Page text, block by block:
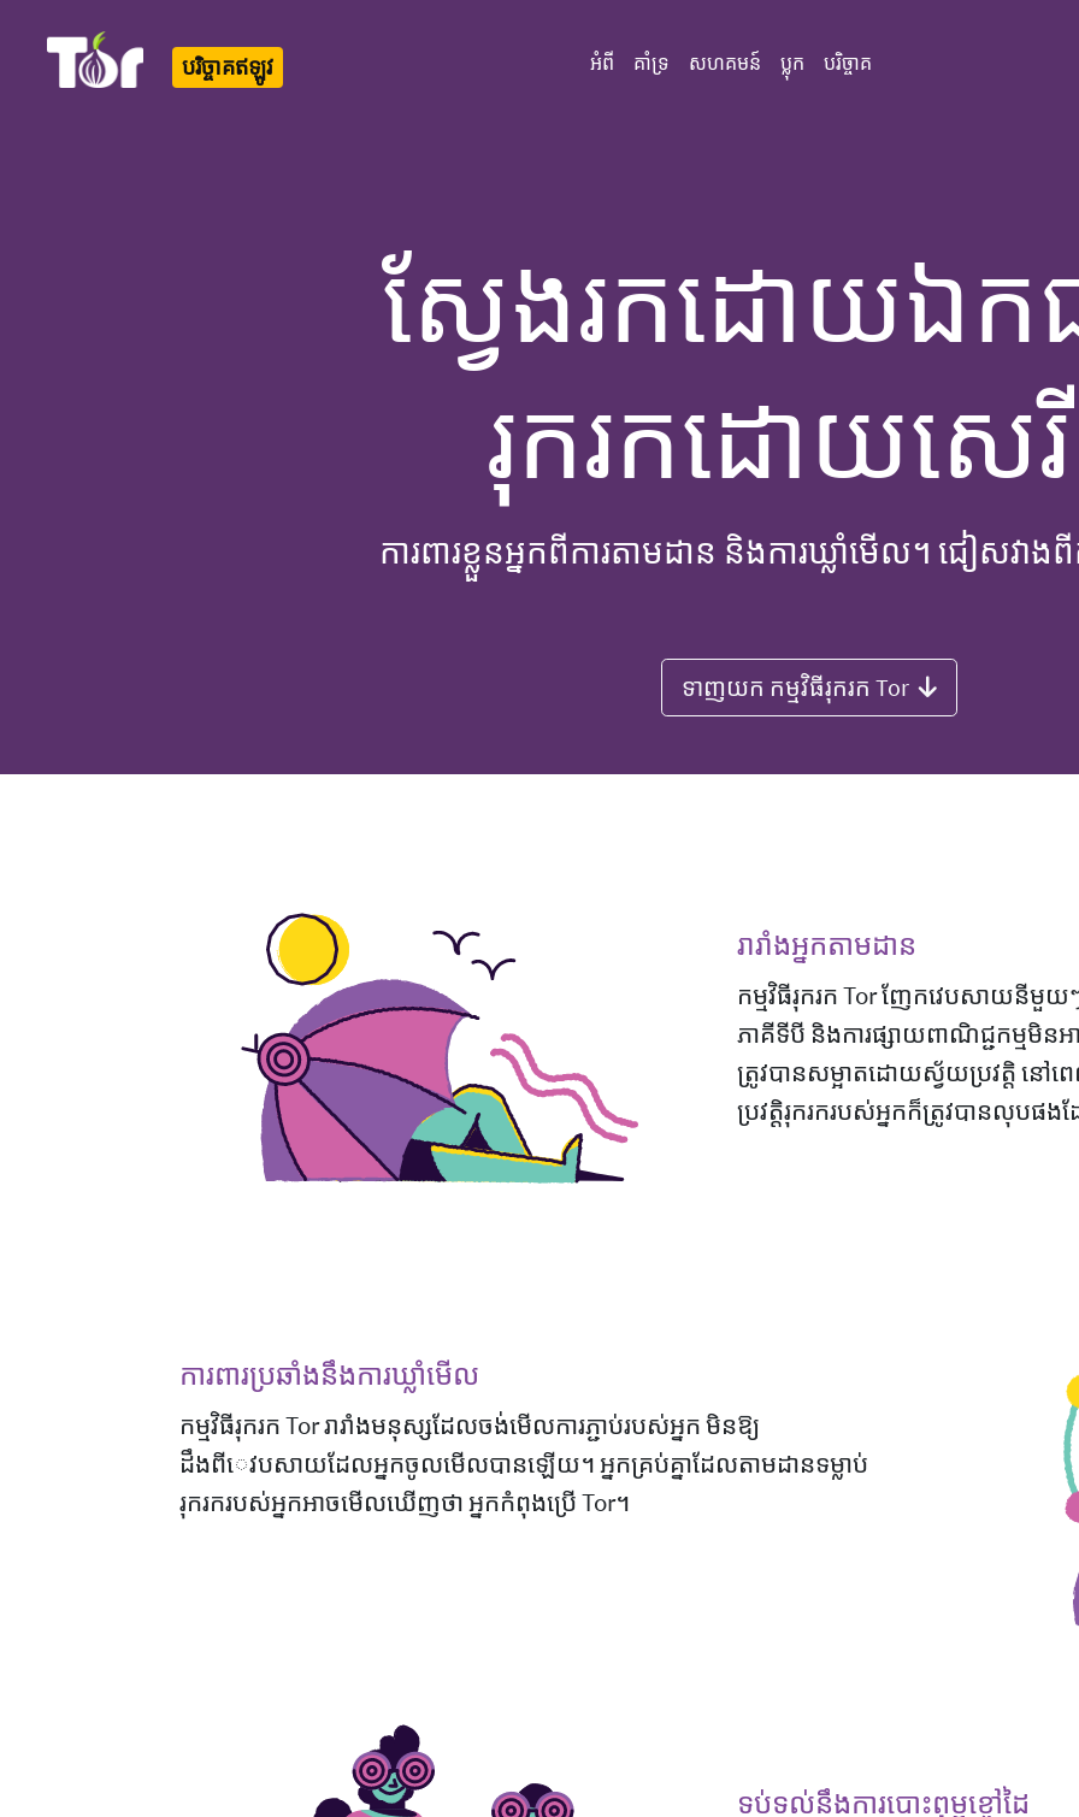
បរិច្ចាគឥឡូវ អំពី គាំទ្រ សហគមន៍ ប្លុក បរិច្ចាគ
ស្វែងរកដោយឯ
រុករកដោយសេ
ការពារខ្លួនអ្នកពីការតាមដាន និងការឃ្លាំមើល។ ជៀសវាងពី
ទាញយក កម្មវិធីរុករក Tor
រារាំងអ្នកតាមដាន
កម្មវិធីរុករក Tor ញែកវេបសាយនីមួយ
ភាគីទីបី និងការផ្សាយពាណិជ្ជកម្មមិន
ត្រូវបានសម្អាតដោយស្វ័យប្រវត្តិ នៅព
ប្រវត្តិរុករករបស់អ្នកក៏ត្រូវបានលុបផងដ
ការពារប្រឆាំងនឹងការឃ្លាំមើល
កម្មវិធីរុករក Tor រារាំងមនុស្សដែលចង់មើលការភ្ជាប់របស់អ្នក មិនឱ្យ
ដឹងពីេវបសាយដែលអ្នកចូលមើលបានឡើយ។ អ្នកគ្រប់គ្នាដែលតាមដានទម្លាប់
រុករករបស់អ្នកអាចមើលឃើញថា អ្នកកំពុងប្រើ Tor។
ទប់ទល់នឹងការបោះពុម្ពខ្ចៅដៃ